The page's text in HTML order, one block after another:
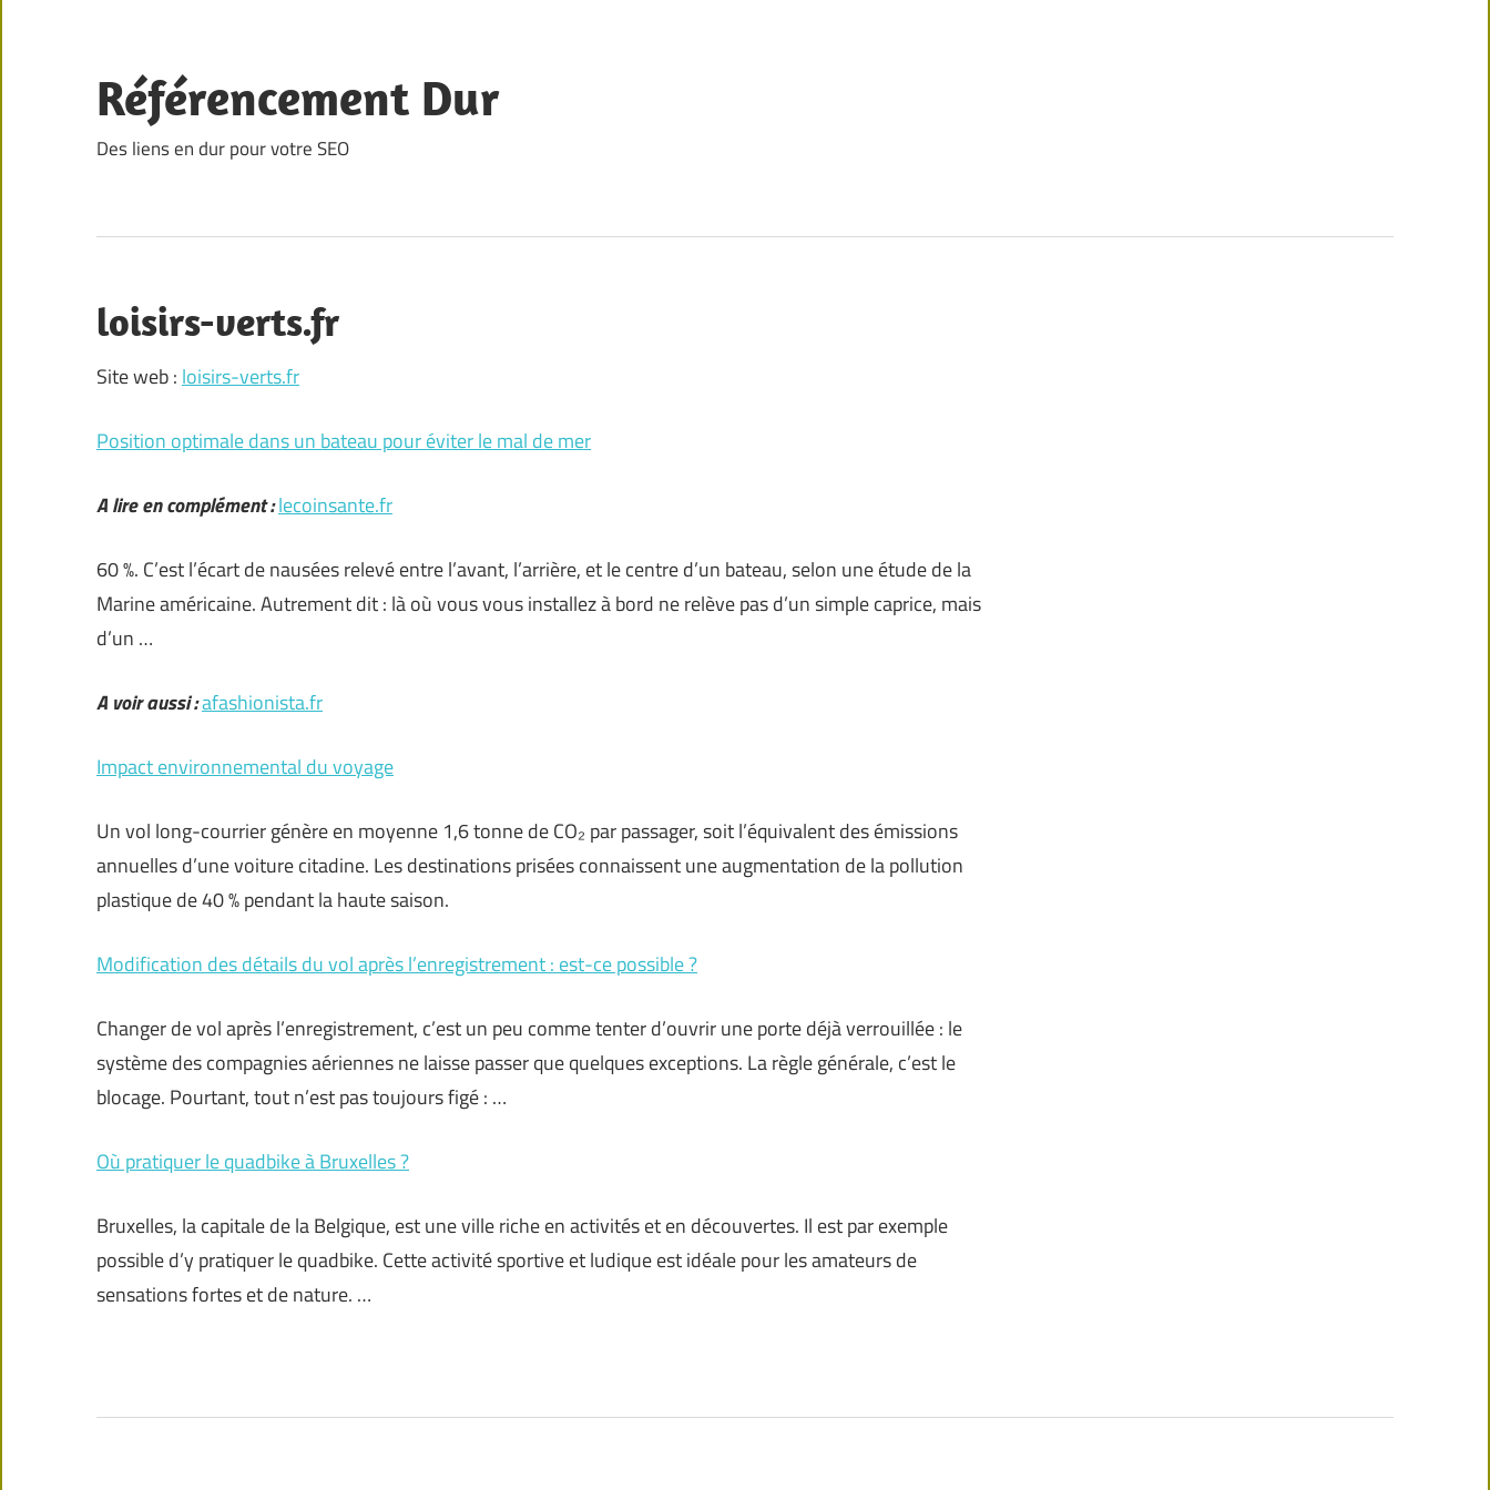
content
Référencement Dur
Des liens en dur pour votre SEO
loisirs-verts.fr
Site web : loisirs-verts.fr
Position optimale dans un bateau pour éviter le mal de mer
A lire en complément :lecoinsante.fr
60 %. C’est l’écart de nausées relevé entre l’avant, l’arrière, et le centre d’un bateau, selon une étude de la
Marine américaine. Autrement dit : là où vous vous installez à bord ne relève pas d’un simple caprice, mais
d’un …
A voir aussi :afashionista.fr
Impact environnemental du voyage
Un vol long-courrier génère en moyenne 1,6 tonne de CO₂ par passager, soit l’équivalent des émissions
annuelles d’une voiture citadine. Les destinations prisées connaissent une augmentation de la pollution
plastique de 40 % pendant la haute saison.
Modification des détails du vol après l’enregistrement : est-ce possible ?
Changer de vol après l’enregistrement, c’est un peu comme tenter d’ouvrir une porte déjà verrouillée : le
système des compagnies aériennes ne laisse passer que quelques exceptions. La règle générale, c’est le
blocage. Pourtant, tout n’est pas toujours figé : …
Où pratiquer le quadbike à Bruxelles ?
Bruxelles, la capitale de la Belgique, est une ville riche en activités et en découvertes. Il est par exemple
possible d’y pratiquer le quadbike. Cette activité sportive et ludique est idéale pour les amateurs de
sensations fortes et de nature. …